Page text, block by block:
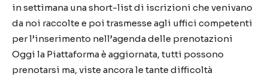
in settimana una short-list di iscrizioni che venivano
da noi raccolte e poi trasmesse agli uffici competenti
per l’inserimento nell’agenda delle prenotazioni
Oggi la Piattaforma è aggiornata, tutti possono
prenotarsi ma, viste ancora le tante difficoltà